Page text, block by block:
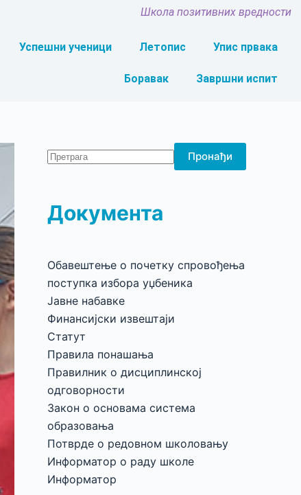
Школа позитивних вредности
Успешни ученици Летопис Упис првака
Боравак Завршни испит
Пронађи
Документа
Обавештење о почетку спровођења
поступка избора уџбеника
Јавне набавке
Финансијски извештаји
Статут
Правила понашања
Правилник о дисциплинској
одговорности
Закон о основама система
образовања
Потврде о редовном школовању
Информатор о раду школе
Информатор